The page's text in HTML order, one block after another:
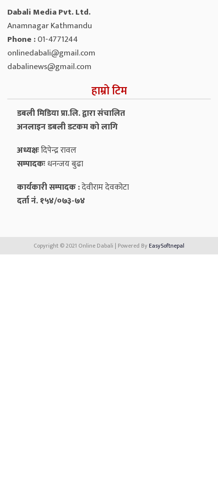
Dabali Media Pvt. Ltd.
Anamnagar Kathmandu
Phone :01-4771244
onlinedabali@gmail.com
dabalinews@gmail.com
हाम्रो टिम
डबली मिडिया प्रा.लि. द्वारा संचालित
अनलाइन डबली डटकम को लागि
अध्यक्षःदिपेन्द्र रावल
सम्पादकःधनन्‍जय बुढा
कार्यकारी सम्पादक :देवीराम देवकोटा
दर्ता नं. १५४/०७३-७४
Copyright © 2021 Online Dabali | Powered ByEasySoftnepal